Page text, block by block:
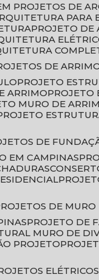
PROJETOS DE
PARA
PROJETO
DE
PROJETO
ARRIMO
MURO DE
PROJETO
DE
EM CAMPINAS
PROJETOS DE MURO
PROJETO DE
MURO DE
PROJETO
ELÉTRICOS